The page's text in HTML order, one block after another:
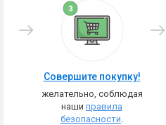
Совершите покупку!
желательно, соблюдая
наши правила
безопасности.